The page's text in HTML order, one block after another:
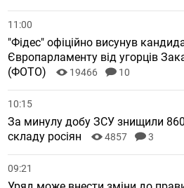
11:00
"Фідес" офіційно висунув
Європарламенту від угорців
(ФОТО)
19466 10
10:15
За минулу добу ЗСУ знищили 860
складу росіян
4857 3
09:21